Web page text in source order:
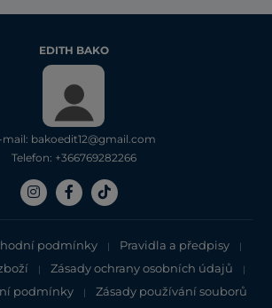
EDITH BAKO
mail: bakoedit12@gmail.com
Telefon: +366769282266
podmínky | Pravidla a předpisy |
| Zásady ochrany osobních údajů |
podmínky |
Zásady používání souborů